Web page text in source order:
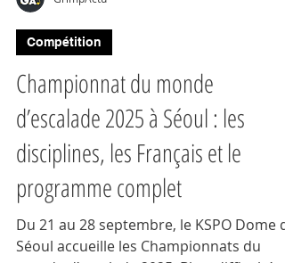
Compétition
Championnat du monde
d’escalade 2025 à Séoul : les
disciplines, les Français et le